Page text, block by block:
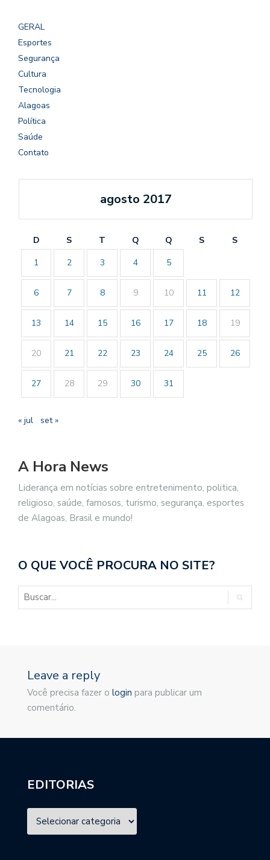
GERAL
Esportes
Segurança
Cultura
Tecnologia
Alagoas
Política
Saúde
Contato
agosto 2017
D S T Q Q S
S
1
2 3 4 5
6 7 8 9 10 11 12
13 14 15 16 17 18 19
20 21 22 23 24 25 26
27 28 29 30 31
« jul set »
A Hora News
Liderança em notícias sobre entretenimento, politica,
religioso, saúde, famosos, turismo, segurança, esportes
de Alagoas, Brasil e mundo!
O QUE VOCÊ PROCURA NO SITE?
Leave a reply
Você precisa fazer o login para publicar um
comentário.
EDITORIAS